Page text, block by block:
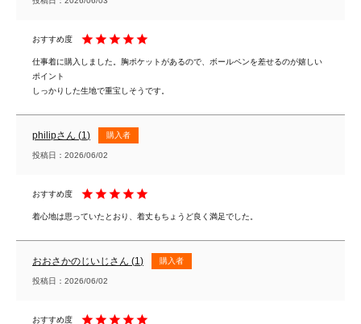
仕事着に購入しました。胸ポケットがあるので、ボールペンを差せるのが嬉しい
ポイント
しっかりした生地で重宝しそうです。
philip 1 購入者
投稿日 2026/06/02
着心地は思っていたとおり、着丈もちょうど良く満足でした。
おおさかのじいじ 1 購入者
投稿日 2026/06/02